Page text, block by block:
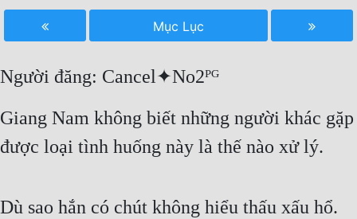
Hoàn Thành
Hậu Cung
Truyện Convert
Mục Lục
Người đăng: Cancel✦No2ᴾᴳ
Giang Nam không biết những người khác gặp
được loại tình huống này là thế nào xử lý.
Dù sao hắn có chút không hiểu thấu xấu hổ.